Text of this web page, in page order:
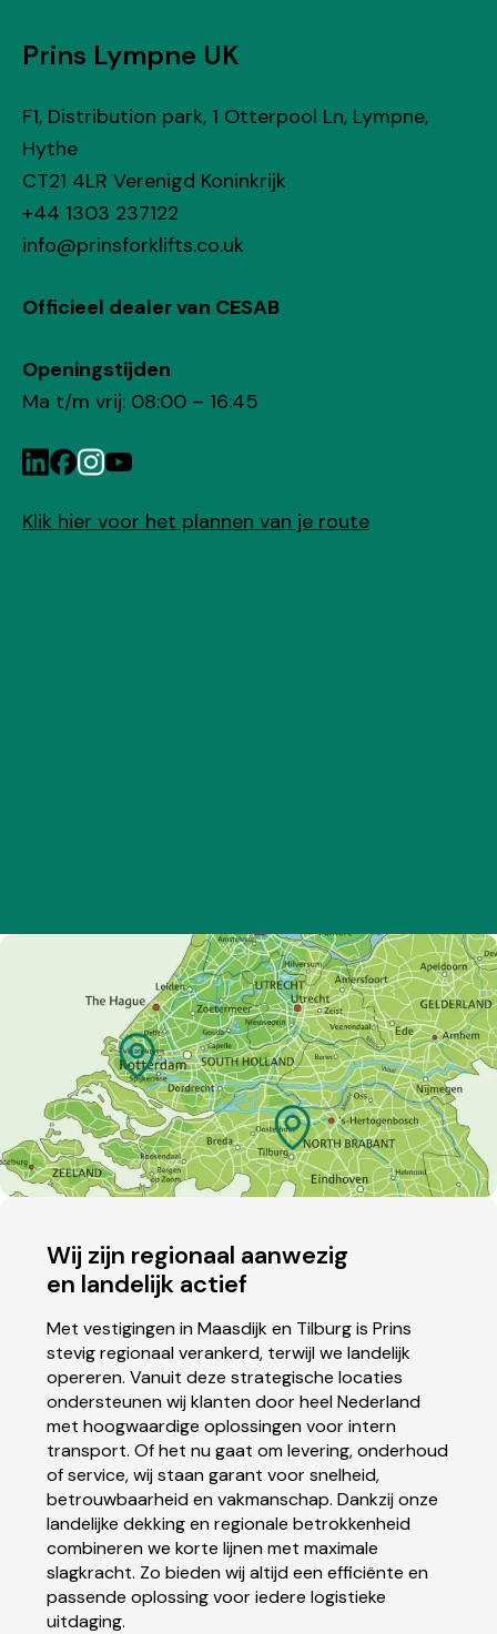
Prins Lympne UK
F1, Distribution park, 1 Otterpool Ln, Lympne,
Hythe
CT21 4LR Verenigd Koninkrijk
+44 1303 237122
ku.oc.stfilkrofsnirp
@ofni
Officieel dealer van CESAB
Openingstijden
Ma t/m vrij: 08:00 – 16:45
Klik hier voor het plannen van je route
Wij zijn regionaal aanwezig
en landelijk actief
Met vestigingen in Maasdijk en Tilburg is Prins
stevig regionaal verankerd, terwijl we landelijk
opereren. Vanuit deze strategische locaties
ondersteunen wij klanten door heel Nederland
met hoogwaardige oplossingen voor intern
transport. Of het nu gaat om levering, onderhoud
of service, wij staan garant voor snelheid,
betrouwbaarheid en vakmanschap. Dankzij onze
landelijke dekking en regionale betrokkenheid
combineren we korte lijnen met maximale
slagkracht. Zo bieden wij altijd een efficiënte en
passende oplossing voor iedere logistieke
uitdaging.